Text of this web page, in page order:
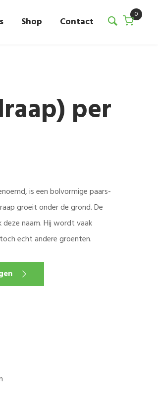
Shop Contact
0
per
is een bolvormige paars-
groeit onder de grond. De
naam. Hij wordt vaak
echt andere groenten.